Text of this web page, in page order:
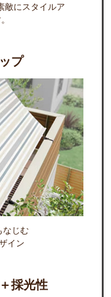
敵にスタイルア
プ
なじむ
イン
採光性